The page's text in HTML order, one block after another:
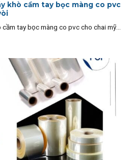
khò cầm tay bọc màng co pvc
tay bọc màng co pvc cho chai mỹ...